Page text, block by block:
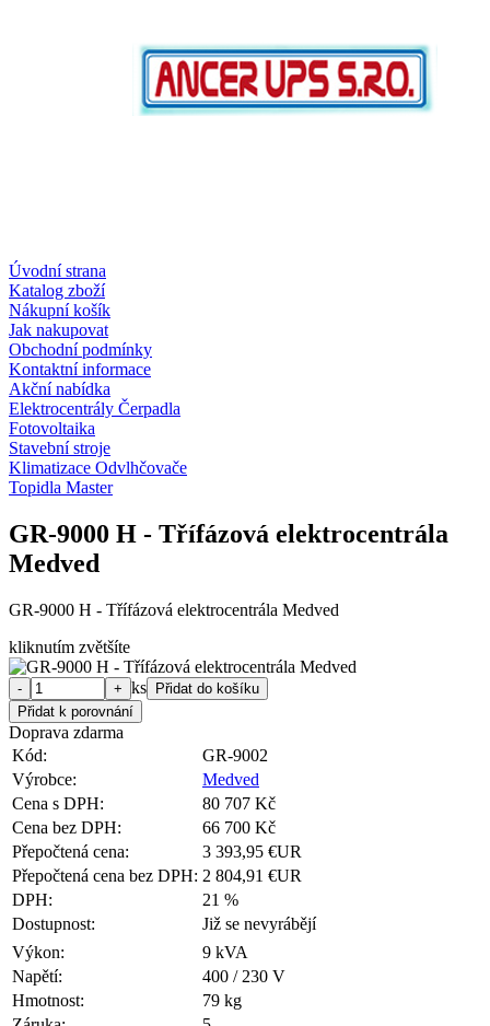
Úvodní strana
Katalog zboží
Nákupní košík
Jak nakupovat
Obchodní podmínky
Kontaktní informace
Akční nabídka
Elektrocentrály Čerpadla
Fotovoltaika
Stavební stroje
Klimatizace Odvlhčovače
Topidla Master
GR-9000 H - Třífázová elektrocentrála
Medved
GR-9000 H - Třífázová elektrocentrála Medved
kliknutím zvětšíte
ks
Doprava zdarma
Kód:
GR-9002
Výrobce:
Medved
Cena s DPH:
80 707 Kč
Cena bez DPH:
66 700 Kč
Přepočtená cena:
3 393,95 €UR
Přepočtená cena bez DPH: 2 804,91 €UR
DPH:
21 %
Dostupnost:
Již se nevyrábějí
Výkon:
9 kVA
Napětí:
400 / 230 V
Hmotnost:
79 kg